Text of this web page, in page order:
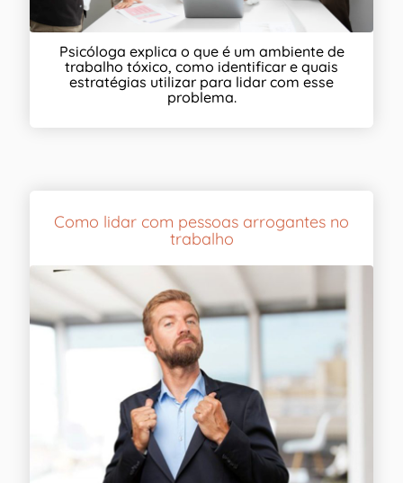
Psicóloga explica o que é um ambiente de
trabalho tóxico, como identificar e quais
estratégias utilizar para lidar com esse
problema.
Como lidar com pessoas arrogantes no
trabalho